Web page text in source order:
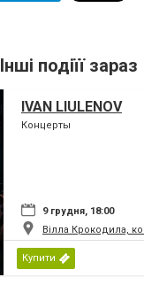
Інші подіїї зараз
IVAN LIULENOV
Концерты
9 грудня, 18:00
Вілла Крокодила,
Купити